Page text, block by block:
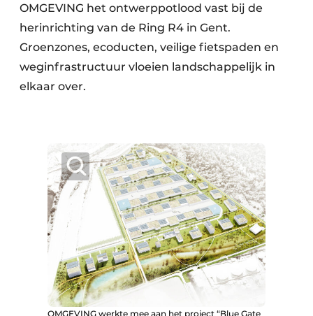
OMGEVING het ontwerppotlood vast bij de
herinrichting van de Ring R4 in Gent.
Groenzones, ecoducten, veilige fietspaden en
weginfrastructuur vloeien landschappelijk in
elkaar over.
OMGEVING werkte mee aan het project “Blue Gate